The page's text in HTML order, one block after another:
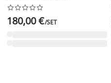






180,00 €/SET